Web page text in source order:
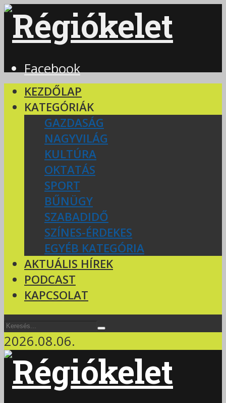
Facebook
KEZDŐLAP
KATEGÓRIÁK
GAZDASÁG
NAGYVILÁG
KULTÚRA
OKTATÁS
SPORT
BŰNÜGY
SZABADIDŐ
SZÍNES-ÉRDEKES
EGYÉB KATEGÓRIA
AKTUÁLIS HÍREK
PODCAST
KAPCSOLAT
2026.08.06.